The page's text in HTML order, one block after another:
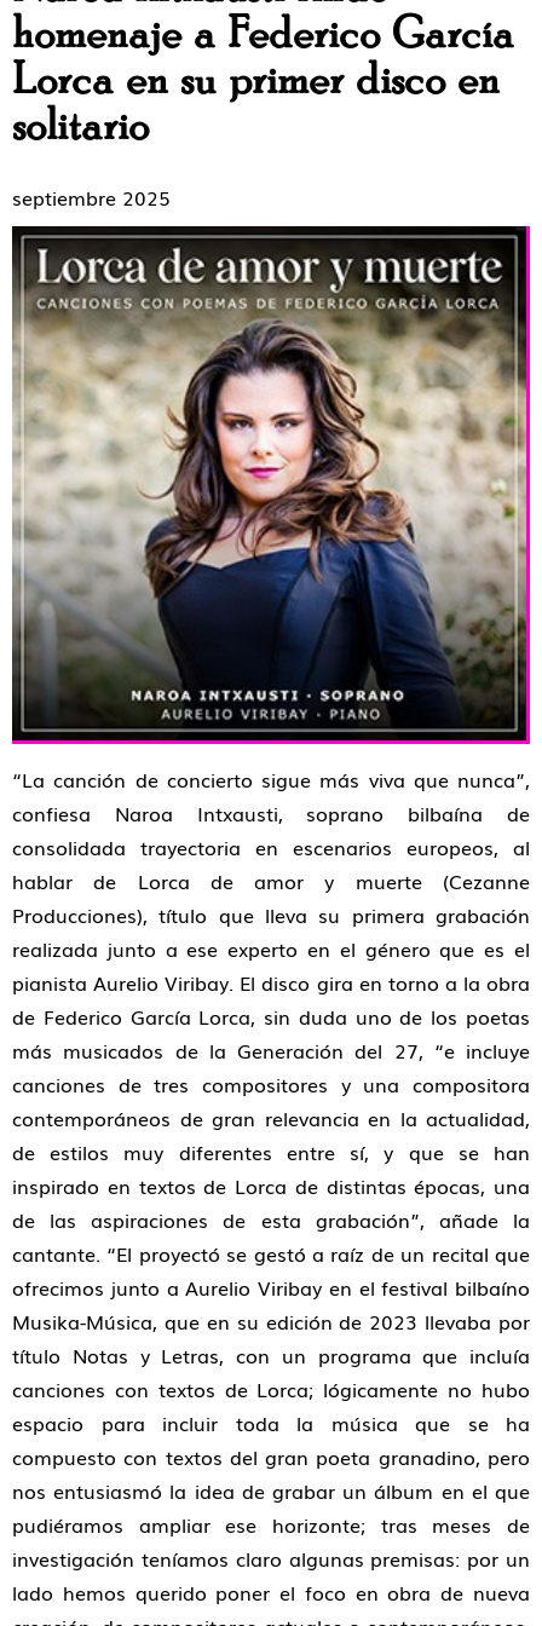
homenaje a Federico García
Lorca en su primer disco en
solitario
septiembre 2025
“La canción de concierto sigue más viva que nunca”,
confiesa Naroa Intxausti, soprano bilbaína de
consolidada trayectoria en escenarios europeos, al
hablar de Lorca de amor y muerte(Cezanne
Producciones), título que lleva su primera grabación
realizada junto a ese experto en el género que es el
pianista Aurelio Viribay. El disco gira en torno a la obra
de Federico García Lorca, sin duda uno de los poetas
más musicados de la Generación del 27, “e incluye
canciones de tres compositores y una compositora
contemporáneos de gran relevancia en la actualidad,
de estilos muy diferentes entre sí, y que se han
inspirado en textos de Lorca de distintas épocas, una
de las aspiraciones de esta grabación”, añade la
cantante. “El proyectó se gestó a raíz de un recital que
ofrecimos junto a Aurelio Viribay en el festival bilbaíno
Musika-Música, que en su edición de 2023 llevaba por
título Notas y Letras, con un programa que incluía
canciones con textos de Lorca; lógicamente no hubo
espacio para incluir toda la música que se ha
compuesto con textos del gran poeta granadino, pero
nos entusiasmó la idea de grabar un álbum en el que
pudiéramos ampliar ese horizonte; tras meses de
investigación teníamos claro algunas premisas: por un
lado hemos querido poner el foco en obra de nueva